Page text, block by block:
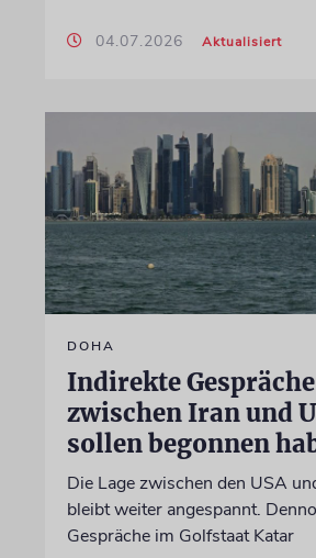
04.07.2026 Aktualisiert
DOHA
Indirekte Gespräche
zwischen Iran und
sollen begonnen
Die Lage zwischen den USA
bleibt weiter angespannt.
Gespräche im Golfstaat Katar